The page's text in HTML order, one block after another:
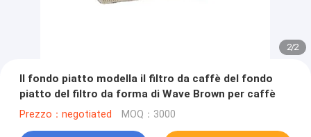
2/2
Il fondo piatto modella il filtro da caffè del fondo
piatto del filtro da forma di Wave Brown per caffè
Prezzo：negotiated MOQ：3000